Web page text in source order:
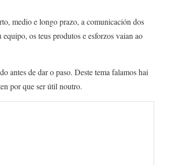
medio e longo prazo, a comunicación dos
os teus produtos e esforzos vaian ao
antes de dar o paso. Deste tema falamos hai
por que ser útil noutro.